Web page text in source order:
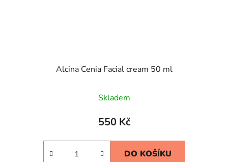
Alcina Cenia Facial cream 50 ml
Skladem
550 Kč
DO KOŠÍKU